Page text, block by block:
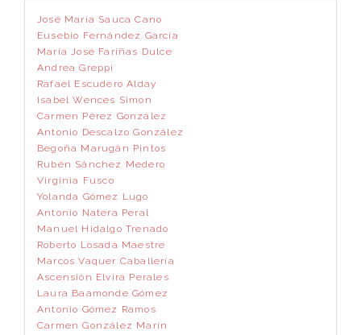
José María Sauca Cano
Eusebio Fernández García
María José Fariñas Dulce
Andrea Greppi
Rafael Escudero Alday
Isabel Wences Simon
Carmen Pérez González
Antonio Descalzo González
Begoña Marugán Pintos
Rubén Sánchez Medero
Virginia Fusco
Yolanda Gómez Lugo
Antonio Natera Peral
Manuel Hidalgo Trenado
Roberto Losada Maestre
Marcos Vaquer Caballería
Ascensión Elvira Perales
Laura Baamonde Gómez
Antonio Gómez Ramos
Carmen González Marín